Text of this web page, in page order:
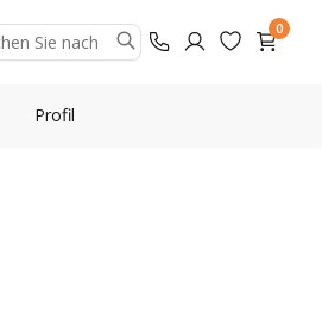
0
Profil